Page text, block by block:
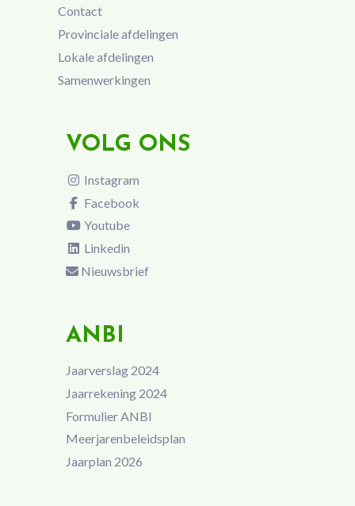
Contact
Provinciale afdelingen
Lokale afdelingen
Samenwerkingen
VOLG ONS
Instagram
Facebook
Youtube
Linkedin
Nieuwsbrief
ANBI
Jaarverslag 2024
Jaarrekening 2024
Formulier ANBI
Meerjarenbeleidsplan
Jaarplan 2026